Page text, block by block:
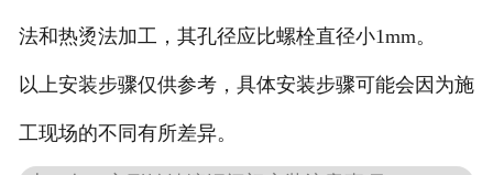
法和热烫法加工，其孔径应比螺栓直径小1mm。
以上安装步骤仅供参考，具体安装步骤可能会因为施
工现场的不同有所差异。